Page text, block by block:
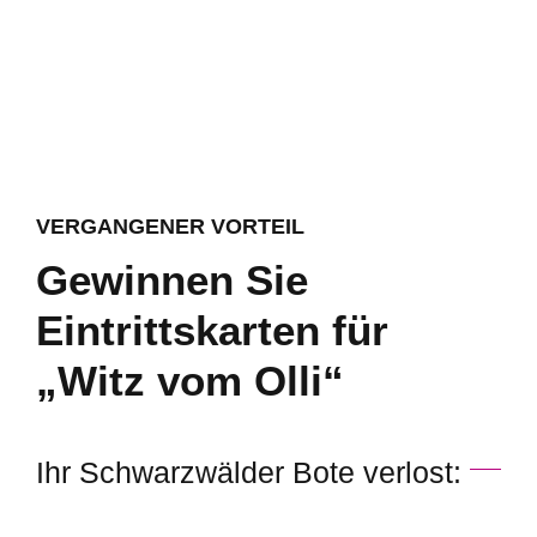
VERGANGENER VORTEIL
Gewinnen Sie
Eintrittskarten für
„Witz vom Olli“
Ihr Schwarzwälder Bote verlost: